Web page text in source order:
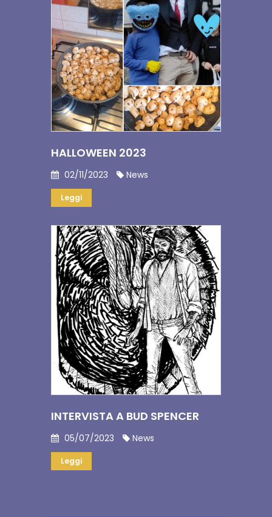
HALLOWEEN 2023
02/11/2023 News
Leggi
INTERVISTA A BUD SPENCER
05/07/2023 News
Leggi